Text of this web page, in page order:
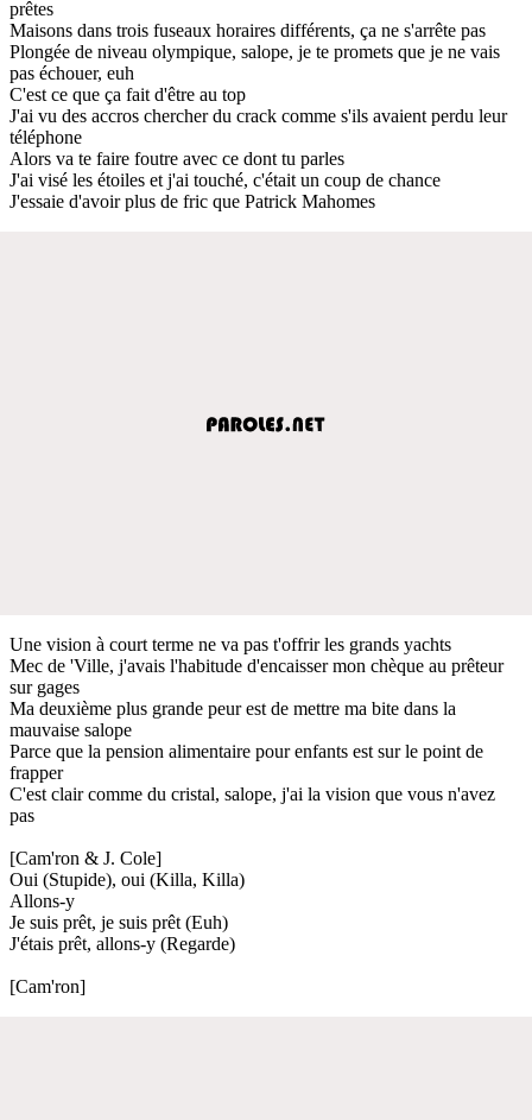
prêtes
Maisons dans trois fuseaux horaires différents, ça ne s'arrête pas
Plongée de niveau olympique, salope, je te promets que je ne vais
pas échouer, euh
C'est ce que ça fait d'être au top
J'ai vu des accros chercher du crack comme s'ils avaient perdu leur
téléphone
Alors va te faire foutre avec ce dont tu parles
J'ai visé les étoiles et j'ai touché, c'était un coup de chance
J'essaie d'avoir plus de fric que Patrick Mahomes
Une vision à court terme ne va pas t'offrir les grands yachts
Mec de 'Ville, j'avais l'habitude d'encaisser mon chèque au prêteur
sur gages
Ma deuxième plus grande peur est de mettre ma bite dans la
mauvaise salope
Parce que la pension alimentaire pour enfants est sur le point de
frapper
C'est clair comme du cristal, salope, j'ai la vision que vous n'avez
pas
[Cam'ron & J. Cole]
Oui (Stupide), oui (Killa, Killa)
Allons-y
Je suis prêt, je suis prêt (Euh)
J'étais prêt, allons-y (Regarde)
[Cam'ron]